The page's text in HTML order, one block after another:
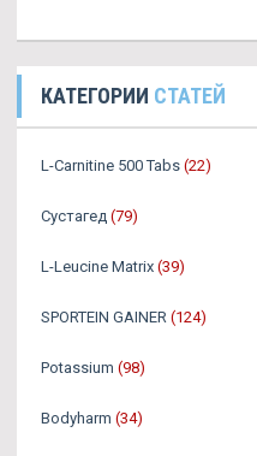
КАТЕГОРИИ СТАТЕЙ
L-Carnitine 500 Tabs (22)
Сустагед (79)
L-Leucine Matrix (39)
SPORTEIN GAINER (124)
Potassium (98)
Bodyharm (34)